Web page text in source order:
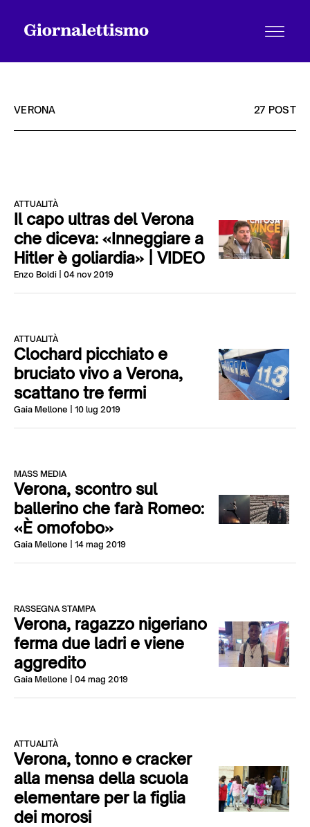
Chi siamo
Contatti
VERONA 27 POST
ATTUALITÀ
Il capo ultras del Verona
che diceva: «Inneggiare a
Hitler è goliardia» | VIDEO
Enzo Boldi | 04 nov 2019
ATTUALITÀ
Clochard picchiato e
bruciato vivo a Verona,
scattano tre fermi
Gaia Mellone | 10 lug 2019
MASS MEDIA
Verona, scontro sul
ballerino che farà Romeo:
«È omofobo»
Gaia Mellone | 14 mag 2019
RASSEGNA STAMPA
Verona, ragazzo nigeriano
ferma due ladri e viene
aggredito
Gaia Mellone | 04 mag 2019
ATTUALITÀ
Verona, tonno e cracker
alla mensa della scuola
elementare per la figlia
dei morosi